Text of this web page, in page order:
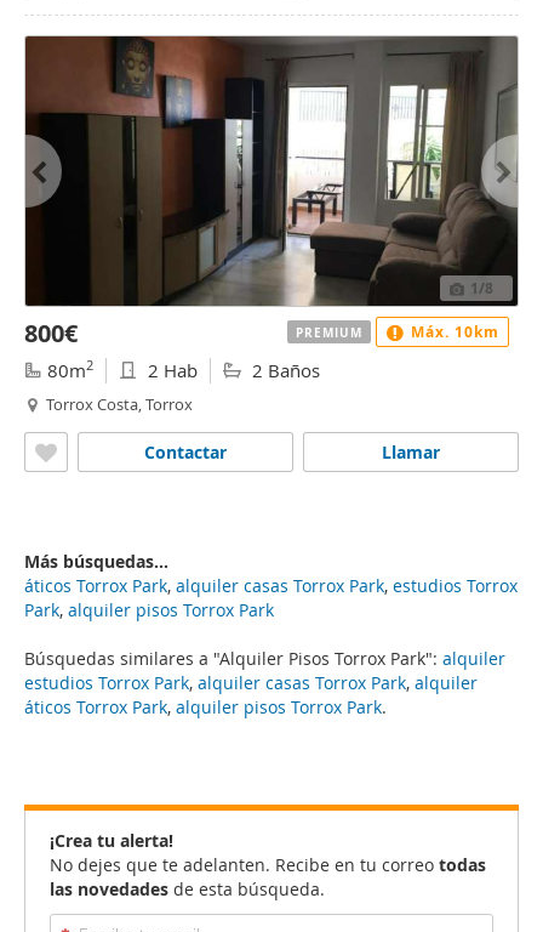
Búsquedas similares a "Alquiler Pisos Torrox Park": alquiler
estudios Torrox Park, alquiler casas Torrox Park, alquiler
áticos Torrox Park, alquiler pisos Torrox Park.
1/8
800€
80m2 2 Hab 2 Baños
Torrox Costa, Torrox
Llamar
Contactar
PREMIUM Máx. 10km
Más búsquedas...
áticos Torrox Park, alquiler casas Torrox Park, estudios Torrox
Park, alquiler pisos Torrox Park
¡Crea tu alerta!
No dejes que te adelanten. Recibe en tu correo todas
las novedades de esta búsqueda.